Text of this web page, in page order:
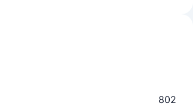
802